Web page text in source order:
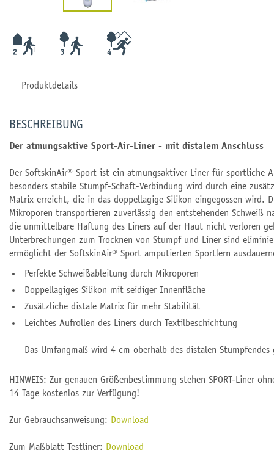
Produktdetails
BESCHREIBUNG
Der atmungsaktive Sport-Air-Liner - mit distalem Anschluss
Der SoftskinAir® Sport ist ein atmungsaktiver Liner für sportliche
besonders stabile Stumpf-Schaft-Verbindung wird durch eine
Matrix erreicht, die in das doppellagige Silikon eingegossen wird.
Mikroporen transportieren zuverlässig den entstehenden Schweiß
die unmittelbare Haftung des Liners auf der Haut nicht verloren
Unterbrechungen zum Trocknen von Stumpf und Liner sind
ermöglicht der SoftskinAir® Sport amputierten Sportlern
Perfekte Schweißableitung durch Mikroporen
Doppellagiges Silikon mit seidiger Innenfläche
Zusätzliche distale Matrix für mehr Stabilität
Leichtes Aufrollen des Liners durch Textilbeschichtung
Das Umfangmaß wird 4 cm oberhalb des distalen Stumpfendes
HINWEIS: Zur genauen Größenbestimmung stehen SPORT-Liner
14 Tage kostenlos zur Verfügung!
Zur Gebrauchsanweisung: Download
Zum Maßblatt Testliner: Download